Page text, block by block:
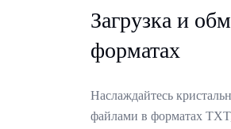
Загрузка и
форматах
Наслаждайтесь
файлами в форматах